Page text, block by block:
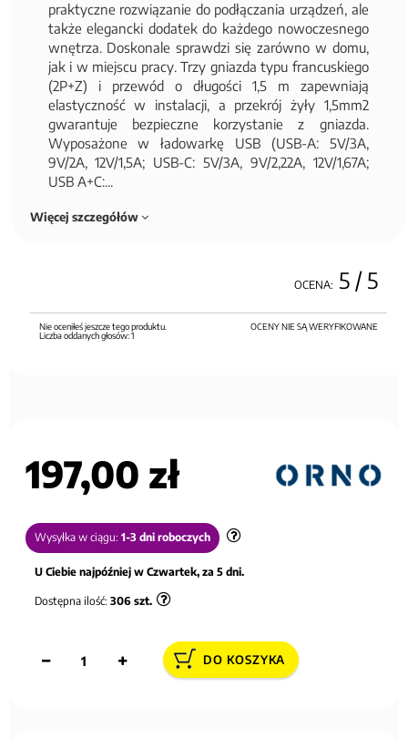
praktyczne rozwiązanie do podłączania urządzeń, ale
także elegancki dodatek do każdego nowoczesnego
wnętrza. Doskonale sprawdzi się zarówno w domu,
jak i w miejscu pracy. Trzy gniazda typu francuskiego
(2P+Z) i przewód o długości 1,5 m zapewniają
elastyczność w instalacji, a przekrój żyły 1,5mm2
gwarantuje bezpieczne korzystanie z gniazda.
Wyposażone w ładowarkę USB (USB-A: 5V/3A,
9V/2A, 12V/1,5A; USB-C: 5V/3A, 9V/2,22A, 12V/1,67A;
USB A+C:...
Więcej szczegółów
OCENA: 5/ 5
OCENY NIE SĄ WERYFIKOWANE
Nie oceniłeś jeszcze tego produktu.
Liczba oddanych głosów:1
197,00 zł
Wysyłka w ciągu: 1-3 dni roboczych
U Ciebie najpóźniej w Czwartek, za 5 dni.
Dostępna ilość: 306 szt.
DO KOSZYKA